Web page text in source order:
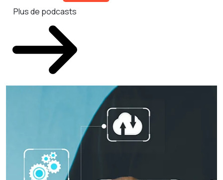
Plus de podcasts